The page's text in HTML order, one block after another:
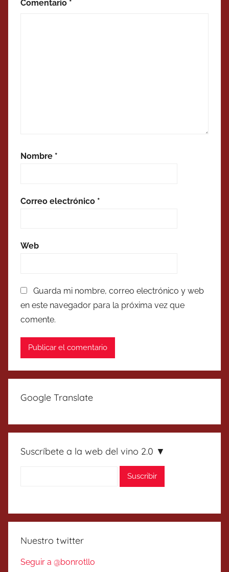
Comentario *
Nombre *
Correo electrónico *
Web
Guarda mi nombre, correo electrónico y web
en este navegador para la próxima vez que
comente.
Google Translate
Suscríbete a la web del vino 2.0 ▼
Nuestro twitter
Seguir a @bonrotllo